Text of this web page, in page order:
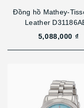
Đồng hồ Mathey-
Leather
5,088,000 ₫